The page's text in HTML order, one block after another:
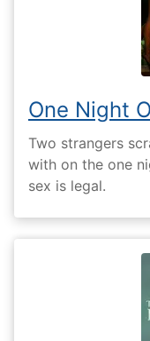
One Night
Two strangers
with on the one
sex is legal.